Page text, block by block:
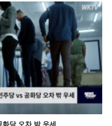
당 오차 밖 우세